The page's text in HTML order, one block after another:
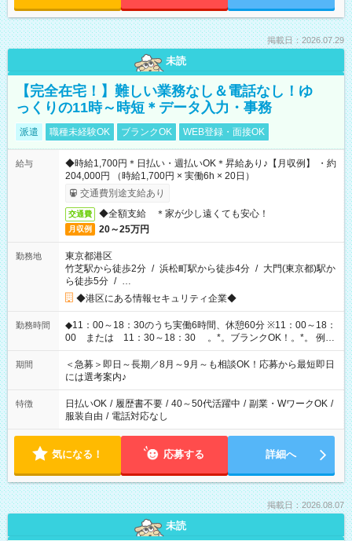
掲載日：2026.07.29
未読
【完全在宅！】難しい業務なし＆電話なし！ゆ
っくりの11時～時短＊データ入力・事務
派遣 職種未経験OK ブランクOK WEB登録・面接OK
給与
◆時給1,700円＊日払い・週払いOK＊昇給あり♪【月収例】 ・約
204,000円 （時給1,700円 × 実働6h × 20日）
交通費別途支給あり
交通費 ◆全額支給 ＊家が少し遠くても安心！
月収例 20～25万円
勤務地
東京都港区
竹芝駅から徒歩2分 / 浜松町駅から徒歩4分 / 大門(東京都)駅か
ら徒歩5分 / …
◆港区にある情報セキュリティ企業◆
勤務時間
◆11：00～18：30のうち実働6時間、休憩60分 ※11：00～18：
00 または 11：30～18：30 。*。ブランクOK！。*。 例え
ば前職が、 在宅/財団法人/事務/コールセンター/受付/販売/カフェ
スタッフ スイーツ販売/ホテルフロント/化粧品販売/など 様々な
業界から入社して活躍されています♪
期間
＜急募＞即日～長期／8月～9月～も相談OK！応募から最短即日
には選考案内♪
特徴 日払いOK / 履歴書不要 / 40～50代活躍中 / 副業・WワークOK /
服装自由 / 電話対応なし
気になる！ 応募する 詳細へ
掲載日：2026.08.07
未読